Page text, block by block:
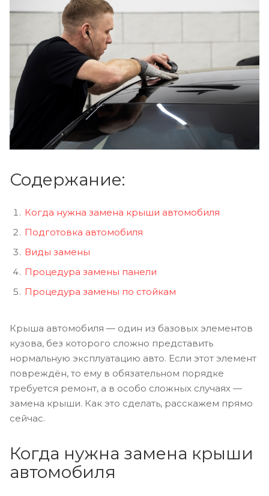
Содержание:
Когда нужна замена крыши автомобиля
Подготовка автомобиля
Виды замены
Процедура замены панели
Процедура замены по стойкам
Крыша автомобиля — один из базовых элементов
кузова, без которого сложно представить
нормальную эксплуатацию авто. Если этот элемент
повреждён, то ему в обязательном порядке
требуется ремонт, а в особо сложных случаях —
замена крыши. Как это сделать, расскажем прямо
сейчас.
Когда нужна замена крыши
автомобиля